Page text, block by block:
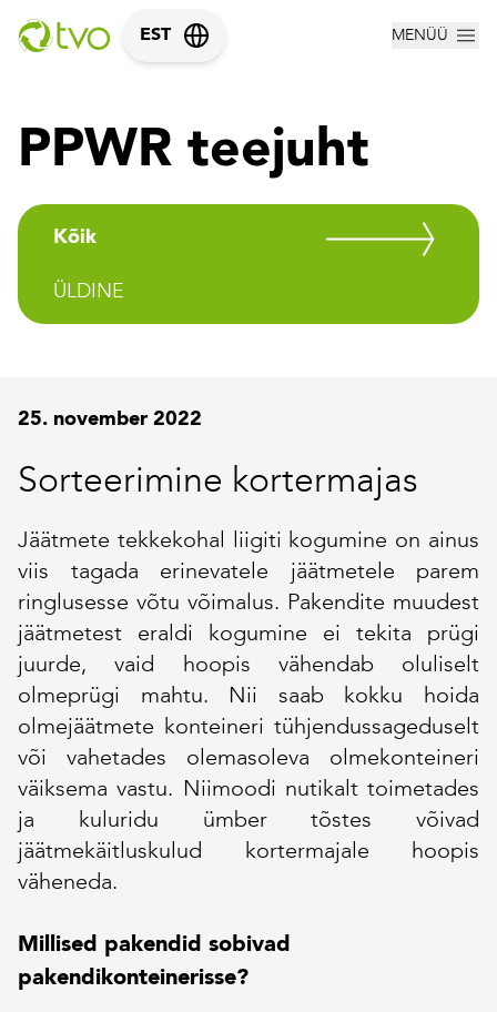
EST MENÜÜ
PPWR teejuht
Kõik
ÜLDINE
25. november 2022
Sorteerimine kortermajas
Jäätmete tekkekohal liigiti kogumine on ainus
viis tagada erinevatele jäätmetele parem
ringlusesse võtu võimalus. Pakendite muudest
jäätmetest eraldi kogumine ei tekita prügi
juurde, vaid hoopis vähendab oluliselt
olmeprügi mahtu. Nii saab kokku hoida
olmejäätmete konteineri tühjendussageduselt
või vahetades olemasoleva olmekonteineri
väiksema vastu. Niimoodi nutikalt toimetades
ja kuluridu ümber tõstes võivad
jäätmekäitluskulud kortermajale hoopis
väheneda.
Millised pakendid sobivad
pakendikonteinerisse?